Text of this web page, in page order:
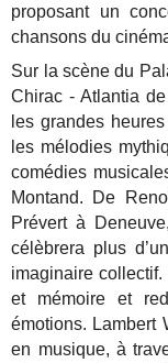
proposant un
chansons du
Sur la scène du
Chirac - Atlantia
les grandes
les mélodies
comédies
Montand. De
Prévert à
célèbrera plus
imaginaire
et mémoire et
émotions. Lambert
en musique, à